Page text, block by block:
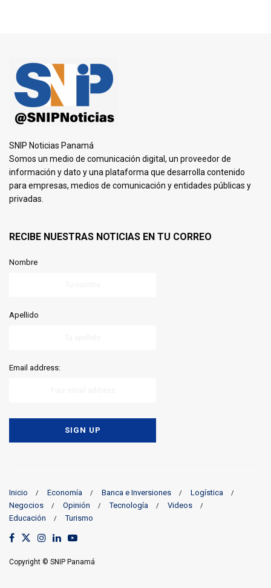
SNIP Noticias Panamá
Somos un medio de comunicación digital, un proveedor de
información y dato y una plataforma que desarrolla contenido
para empresas, medios de comunicación y entidades públicas y
privadas.
RECIBE NUESTRAS NOTICIAS EN TU CORREO
Nombre
Apellido
Email address:
Inicio Economía Banca e Inversiones
Logística
Negocios
Opinión Tecnología
Videos
Educación
Turismo
Copyright © SNIP Panamá